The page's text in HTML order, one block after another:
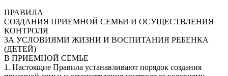
ПРАВИЛА
СОЗДАНИЯ ПРИЕМНОЙ СЕМЬИ И ОСУЩЕСТВЛЕНИЯ
КОНТРОЛЯ
ЗА УСЛОВИЯМИ ЖИЗНИ И ВОСПИТАНИЯ РЕБЕНКА
(ДЕТЕЙ)
В ПРИЕМНОЙ СЕМЬЕ
1. Настоящие Правила устанавливают порядок создания